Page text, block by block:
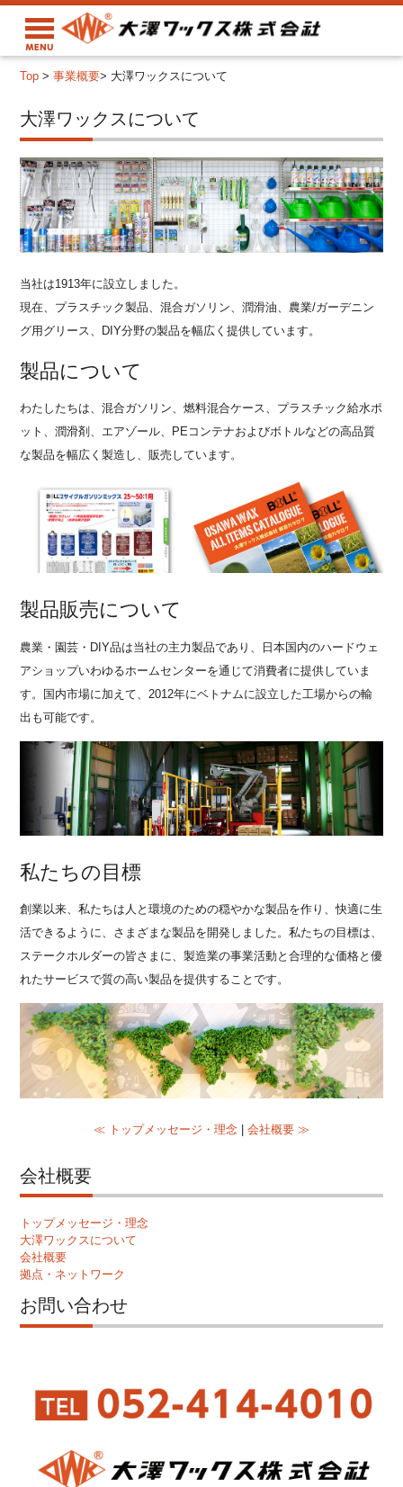
Top >事業概要> 大澤ワックスについて
大澤ワックスについて
当社は1913年に設立しました。
現在、プラスチック製品、混合ガソリン、潤滑油、農業/ガーデニン
グ用グリース、DIY分野の製品を幅広く提供しています。
製品について
わたしたちは、混合ガソリン、燃料混合ケース、プラスチック給水ポ
ット、潤滑剤、エアゾール、PEコンテナおよびボトルなどの高品質
な製品を幅広く製造し、販売しています。
製品販売について
農業・園芸・DIY品は当社の主力製品であり、日本国内のハードウェ
アショップいわゆるホームセンターを通じて消費者に提供していま
す。国内市場に加えて、2012年にベトナムに設立した工場からの輸
出も可能です。
私たちの目標
創業以来、私たちは人と環境のための穏やかな製品を作り、快適に生
活できるように、さまざまな製品を開発しました。私たちの目標は、
ステークホルダーの皆さまに、製造業の事業活動と合理的な価格と優
れたサービスで質の高い製品を提供することです。
≪ トップメッセージ・理念 | 会社概要 ≫
会社概要
トップメッセージ・理念
大澤ワックスについて
会社概要
拠点・ネットワーク
お問い合わせ